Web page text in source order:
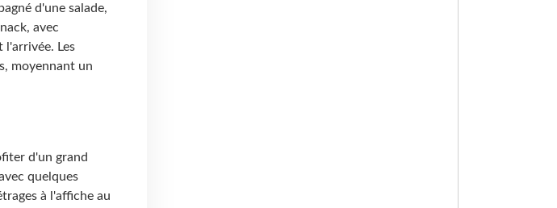
d'une salade,
avec
l'arrivée. Les
moyennant un
d'un grand
quelques
à l'affiche au